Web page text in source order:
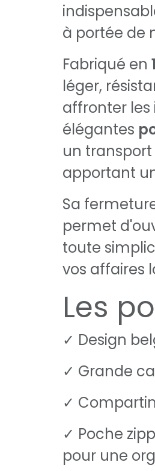
à portée de
Fabriqué en
léger,
affronter les
élégantes
un
apportant
Sa
permet
toute
vos affaires
Les
✓ Design
✓ Grande
✓
✓ Poche
pour une